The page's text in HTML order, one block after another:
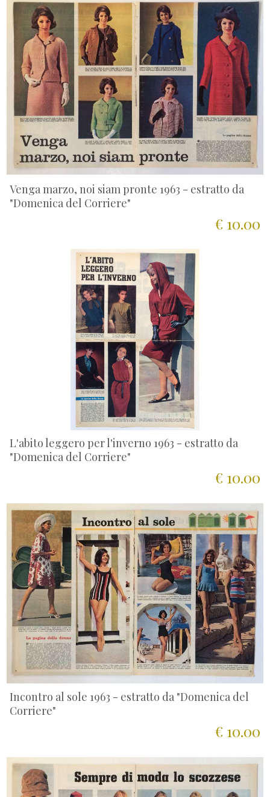
Venga marzo, noi siam pronte 1963 - estratto da
"Domenica del Corriere"
€ 10.00
L'abito leggero per l'inverno 1963 - estratto da
"Domenica del Corriere"
€ 10.00
Incontro al sole 1963 - estratto da "Domenica del
Corriere"
€ 10.00